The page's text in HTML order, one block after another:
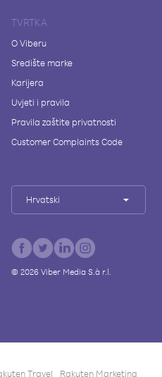
TVRTKA
O Viberu
Središte marke
Karijera
Uvjeti i pravila
Pravila zaštite privatnosti
Customer Complaints Code
Hrvatski
© 2026Viber Media S.à r.l.
Travel Rakuten Marketing